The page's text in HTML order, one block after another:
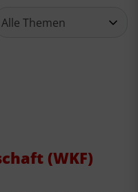
(WKF)